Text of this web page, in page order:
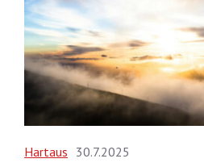
Hartaus 30.7.2025